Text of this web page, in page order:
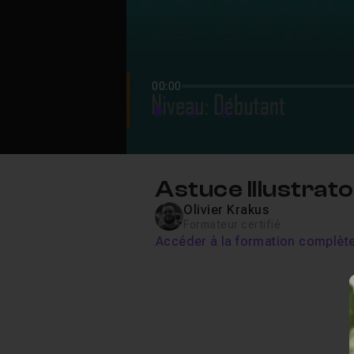
00:00
ForwardForward
Astuce
Olivier Krakus
Accéder à la formation